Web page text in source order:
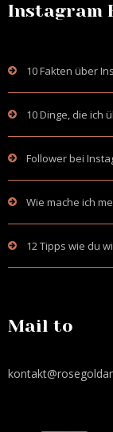
Instagram
10 Fakten über
10 Dinge, die ich
Follower bei
Wie mache ich
12 Tipps wie du
Mail to